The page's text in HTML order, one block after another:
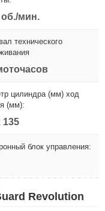
об./мин.
технического
цилиндра (мм) ход
(мм):
135
блок управления:
Revolution